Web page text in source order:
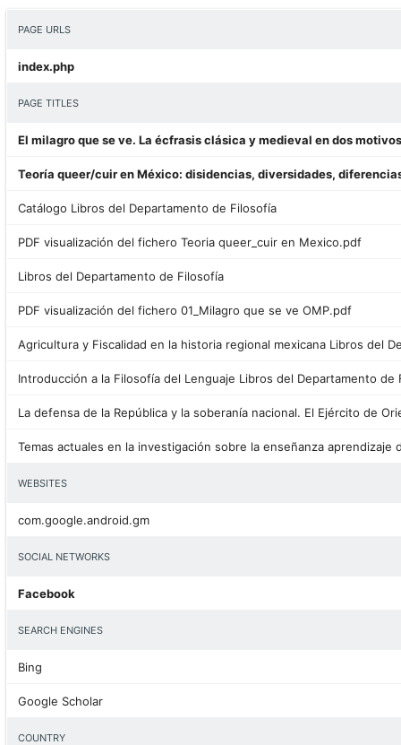
PAGE URLS
index.php
PAGE TITLES
Catálogo Libros del Departamento de Filosofía
PDF visualización del fichero Teoria queer_cuir en Mexico.pdf
Libros del Departamento de Filosofía
PDF visualización del fichero 01_Milagro que se ve OMP.pdf
Introducción a la Filosofía del Lenguaje Libros del Departamento de
WEBSITES
com.google.android.gm
SOCIAL NETWORKS
Facebook
SEARCH ENGINES
Bing
Google Scholar
COUNTRY